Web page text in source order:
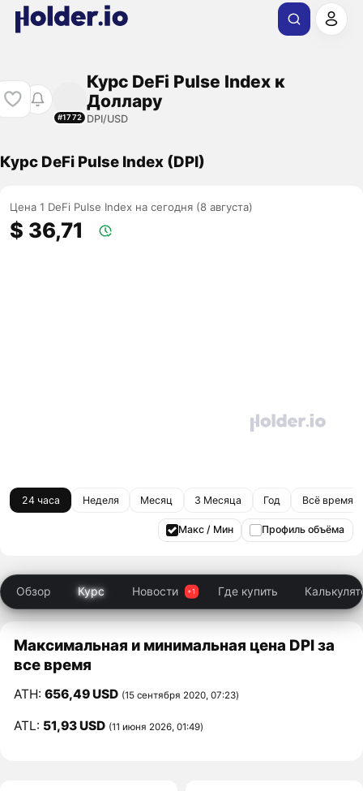
#1772
Курс DeFi Pulse Index к
Доллару
DPI/USD
Курс DeFi Pulse Index (DPI)
Цена 1 DeFi Pulse Index на сегодня (8 августа)
$ 36,71
24 часа Неделя Месяц 3 Месяца Год Всё время
Макс / Мин Профиль объёма
Обзор Курс Новости Где купить
Максимальная и минимальная цена DPI за
все время
ATH:656,49 USD (15 сентября 2020, 07:23)
ATL: 51,93 USD (11 июня 2026, 01:49)